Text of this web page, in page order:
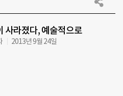
사라졌다, 예술적으로
2013년 9월 24일